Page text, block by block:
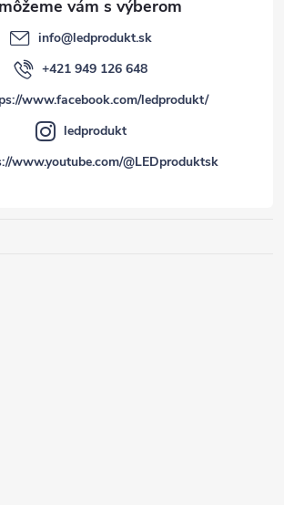
info@ledprodukt.sk
+421 949 126 648
www.facebook.com/ledprodukt/
ledprodukt
www.youtube.com/@LEDproduktsk